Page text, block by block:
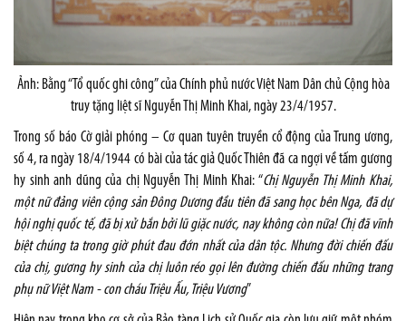
Ảnh: Bằng “Tổ quốc ghi công” của Chính phủ nước Việt Nam Dân chủ Cộng hòa
truy tặng liệt sĩ Nguyễn Thị Minh Khai, ngày 23/4/1957.
Trong số báo Cờ giải phóng – Cơ quan tuyên truyền cổ động của Trung ương,
số 4, ra ngày 18/4/1944 có bài của tác giả Quốc Thiên đã ca ngợi về tấm gương
hy sinh anh dũng của chị Nguyễn Thị Minh Khai: “Chị Nguyễn Thị Minh Khai,
một nữ đảng viên cộng sản Đông Dương đầu tiên đã sang học bên Nga, đã dự
hội nghị quốc tế, đã bị xử bắn bởi lũ giặc nước, nay không còn nữa! Chị đã vĩnh
biệt chúng ta trong giờ phút đau đớn nhất của dân tộc. Nhưng đời chiến đấu
của chị, gương hy sinh của chị luôn réo gọi lên đường chiến đấu những trang
phụ nữ ViệtNam- con cháu Triệu Ấu, Triệu Vương”